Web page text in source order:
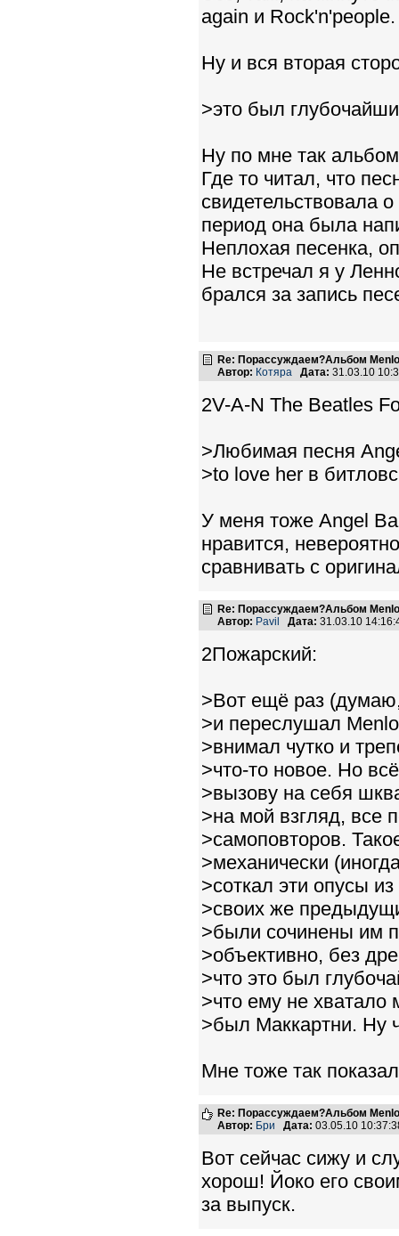
again и Rock'n'people.
Ну и вся вторая
>это был
Ну по мне так
Где то читал, что
свидетельствовала
период она была
Неплохая песенка,
Не встречал я у
брался за запись
Re: Порассуждаем?Альбом
Автор: Котяра Дата: 31.03.10
2V-A-N The Beatles
>Любимая песня
>to love her в
У меня тоже Angel
нравится,
сравнивать с
Re: Порассуждаем?Альбом
Автор: Pavil Дата: 31.03.10
2Пожарский:
>Вот ещё раз
>и переслушал
>внимал чутко и
>что-то новое. Но
>вызову на себя
>на мой взгляд, все
>самоповторов.
>механически
>соткал эти опусы
>своих же
>были сочинены им
>объективно, без
>что это был
>что ему не хватало
>был Маккартни. Ну
Мне тоже так
Re: Порассуждаем?Альбом
Автор: Бри Дата: 03.05.10
Вот сейчас сижу и
хорош! Йоко его
за выпуск.